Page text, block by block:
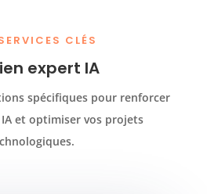
CLÉS
expert IA
spécifiques pour renforcer
et optimiser vos projets